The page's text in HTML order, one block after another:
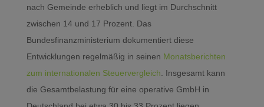
nach Gemeinde erheblich und liegt im Durchschnitt
zwischen 14 und 17 Prozent. Das
Bundesfinanzministerium dokumentiert diese
Entwicklungen regelmäßig in seinen Monatsberichten
zum internationalen Steuervergleich . Insgesamt kann
die Gesamtbelastung für eine operative GmbH in